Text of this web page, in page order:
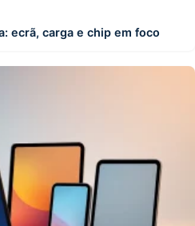
ecrã, carga e chip em foco